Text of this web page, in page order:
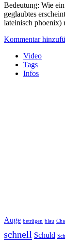
Bedeutung: Wie
geglaubtes
lateinisch phoenix)
Kommentar
Video
Tags
Infos
Auge betrügen blau
schnell Schuld